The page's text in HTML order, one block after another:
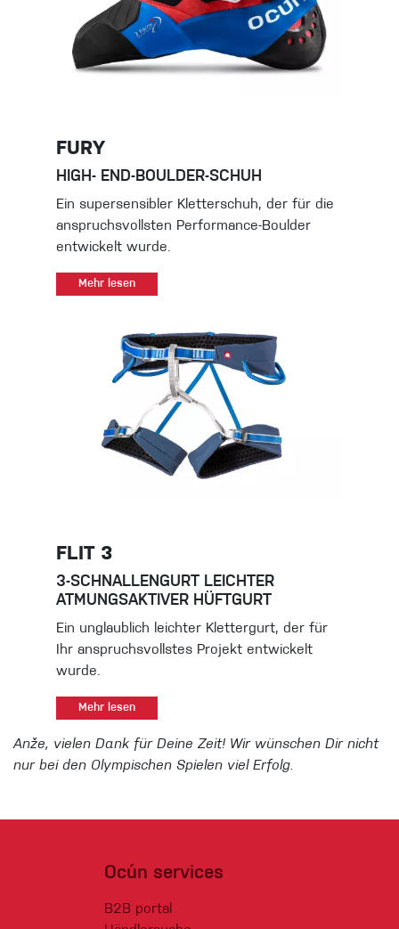
FURY
HIGH- END-BOULDER-SCHUH
Ein supersensibler Kletterschuh, der für die
anspruchsvollsten Performance-Boulder
entwickelt wurde.
Mehr lesen
FLIT 3
3-SCHNALLENGURT LEICHTER
ATMUNGSAKTIVER HÜFTGURT
Ein unglaublich leichter Klettergurt, der für
Ihr anspruchsvollstes Projekt entwickelt
wurde.
Mehr lesen
Anže, vielen Dank für Deine Zeit! Wir wünschen Dir nicht
nur bei den Olympischen Spielen viel Erfolg.
Ocún services
B2B portal